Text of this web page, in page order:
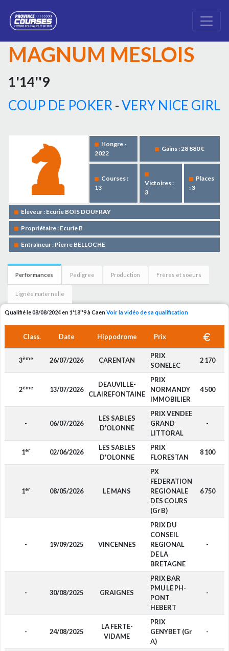
MAGNUM MESLOIS
1'14''9
COUP DE POKER -VERY NICE GIRL
Hongre -
2022
Gains : 28 880 €
Courses :
13
Victoires :
3
Places
: 3
Eleveur : Ecurie BOIS DOUFRAY
Propriétaire : Ecurie B
Entraîneur : Pierre BELLOCHE
Performances Pedigree Production Frères et soeurs
Lignée maternelle
Qualifié le 08/08/2024 en 1'18''9 à CaenVoir la vidéo de sa qualification
Class. Date Hippodrome Prix
3ème 26/07/2026 CARENTAN
PRIX
SONELEC
2 170
2ème 13/07/2026
DEAUVILLE-
CLAIREFONTAINE
PRIX
NORMANDY
IMMOBILIER
4 500
- 06/07/2026
LES SABLES
D'OLONNE
PRIX VENDEE
GRAND
LITTORAL
-
1er 02/06/2026
LES SABLES
D'OLONNE
PRIX
FLORESTAN
8 100
1er 08/05/2026 LE MANS
PX
FEDERATION
REGIONALE
DES COURS
(Gr B)
6 750
- 19/09/2025 VINCENNES
PRIX DU
CONSEIL
REGIONAL
DE LA
BRETAGNE
-
- 30/08/2025 GRAIGNES
PRIX BAR
PMU LE PH-
PONT
HEBERT
-
- 24/08/2025
LA FERTE-
VIDAME
PRIX
GENYBET (Gr
A)
-